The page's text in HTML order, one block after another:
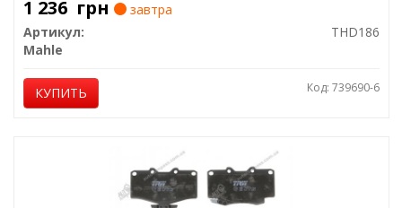
1 236 грн
завтра
Артикул:
THD186
Mahle
КУПИТЬ Код: 739690-6